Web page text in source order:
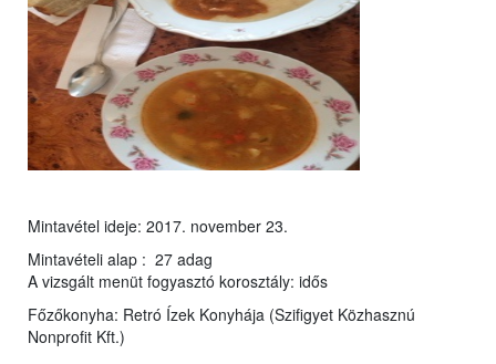
Mintavétel ideje: 2017. november 23.
Mintavételi alap : 27 adag
A vizsgált menüt fogyasztó korosztály: idős
Főzőkonyha: Retró Ízek Konyhája (Szifigyet Közhasznú
Nonprofit Kft.)